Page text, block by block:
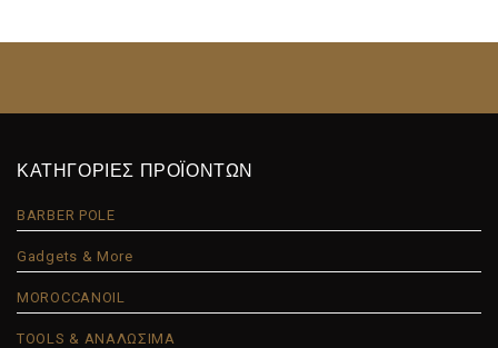
ΚΑΤΗΓΟΡΙΕΣ ΠΡΟΪΟΝΤΩΝ
BARBER POLE
Gadgets & More
MOROCCANOIL
TOOLS & ΑΝΑΛΩΣΙΜΑ